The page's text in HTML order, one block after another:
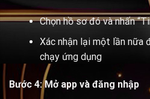
Chọn hồ sơ đó và nhấn
Xác nhận lại một lần nữa
chạy ứng dụng
Bước 4: Mở app và đăng nhập